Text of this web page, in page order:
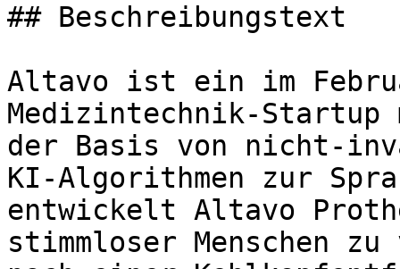
## Beschreibungstext
Altavo ist ein im
Medizintechnik-
der Basis von nicht-
KI-Algorithmen zur
entwickelt Altavo
stimmloser Menschen